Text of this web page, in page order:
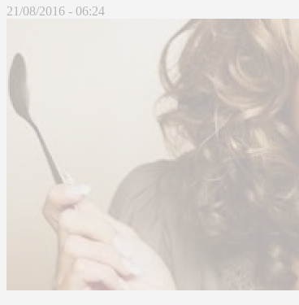
21/08/2016 - 06:24